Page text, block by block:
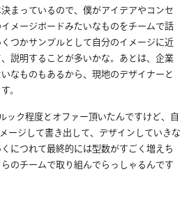
まっているので、僕がアイデアやコンセ
メージボードみたいなものをチームで話
つかサンプルとして自分のイメージに近
説明することが多いかな。あとは、企業
なものもあるから、現地のデザイナーと
。
ック程度とオファー頂いたんですけど、自
ージして書き出して、デザインしていきな
につれて最終的には型数がすごく増えち
のチームで取り組んでらっしゃるんです